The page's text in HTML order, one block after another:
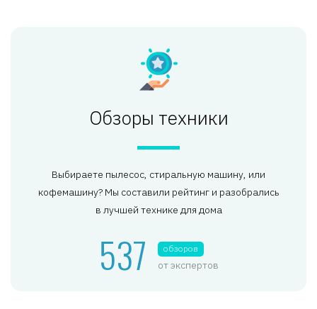
Обзоры техники
Выбираете пылесос, стиральную машину, или
кофемашину? Мы составили рейтинг и разобрались
в лучшей технике для дома
537 обзоров
от экспертов